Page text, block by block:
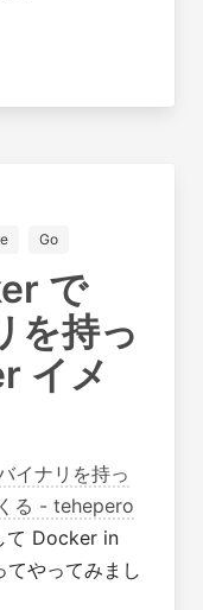
Go
で
を持っ
イメ
イナリを持っ
る - tehepero
て Docker in
やってみまし